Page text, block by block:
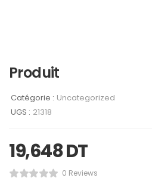
Produit
Catégorie : Uncategorized
UGS : 21318
19,648DT
0 Reviews